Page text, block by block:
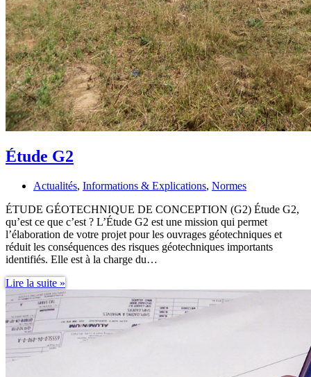
Étude G2
Actualités, Informations & Explications, Normes
ÉTUDE GÉOTECHNIQUE DE CONCEPTION (G2) Étude G2,
qu’est ce que c’est ? L’Étude G2 est une mission qui permet
l’élaboration de votre projet pour les ouvrages géotechniques et
réduit les conséquences des risques géotechniques importants
identifiés. Elle est à la charge du…
Lire la suite »
G2